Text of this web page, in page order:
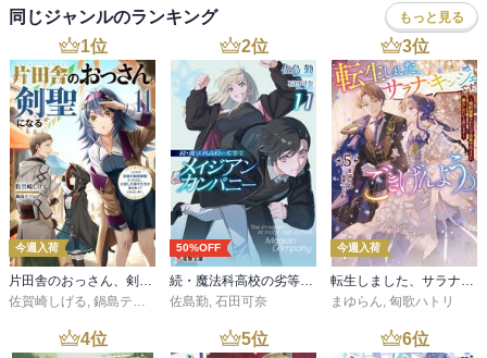
同じジャンルのランキング もっと見る
1位
今週入荷
片田舎のおっさん、剣聖になる 11 ～ただの田舎の剣術師範だったのに、大成した弟子たちが俺を放ってくれない件～
佐賀崎しげる, 鍋島テツヒロ
2位
50%OFF
続・魔法科高校の劣等生 メイジアン・カンパニー(11)
佐島勤, 石田可奈
3位
今週入荷
転生しました、サラナ・キンジェです。ごきげんよう。５ ～婚約破棄されたので田舎で気ままに暮らしたいと思います～【電子書店共通特典SS付】
まゆらん, 匈歌ハトリ
4位 5位 6位